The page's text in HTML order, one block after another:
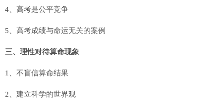
4、高考是公平竞争
5、高考成绩与命运无关的案例
三、理性对待算命现象
1、不盲信算命结果
2、建立科学的世界观